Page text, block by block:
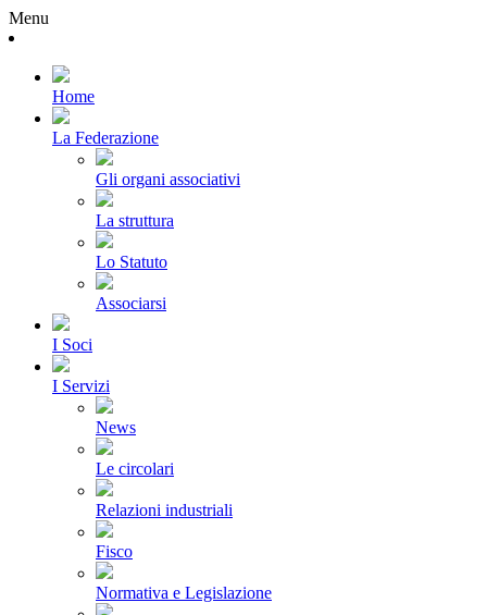
Menu
Home
La Federazione
Gli organi associativi
La struttura
Lo Statuto
Associarsi
I Soci
I Servizi
News
Le circolari
Relazioni industriali
Fisco
Normativa e Legislazione